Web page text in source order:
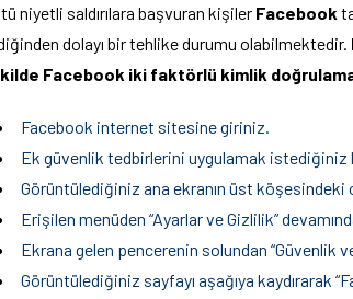
niyetli saldırılara başvuran kişiler Facebook
dolayı bir tehlike durumu olabilmektedir.
Facebook iki faktörlü kimlik
Facebook internet sitesine giriniz.
Ek güvenlik tedbirlerini uygulamak istediğiniz
Görüntülediğiniz ana ekranın üst köşesindeki
Erişilen menüden “Ayarlar ve Gizlilik”
Ekrana gelen pencerenin solundan “Güvenlik
Görüntülediğiniz sayfayı aşağıya kaydırarak